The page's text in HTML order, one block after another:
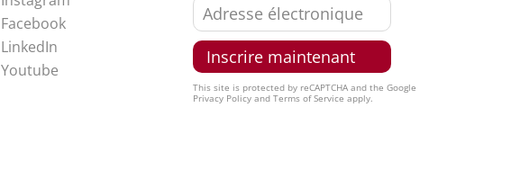
Facebook
LinkedIn
Youtube
This site is protected by reCAPTCHA and the Google
Privacy Policy and Terms of Service apply.